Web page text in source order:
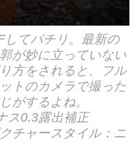
してパチリ。最新の
が妙に立っていない
方をされると、フル
トのカメラで撮った
がするよね。
ス0.3露出補正
ャースタイル：ニ